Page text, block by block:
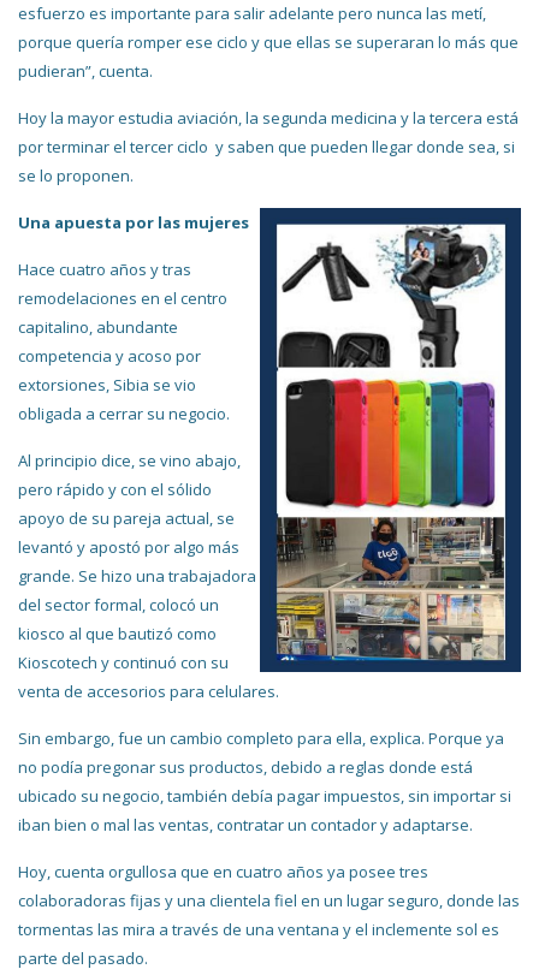
esfuerzo es importante para salir adelante pero nunca las metí,
porque quería romper ese ciclo y que ellas se superaran lo más que
pudieran”, cuenta.
Hoy la mayor estudia aviación, la segunda medicina y la tercera está
por terminar el tercer ciclo y saben que pueden llegar donde sea, si
se lo proponen.
Una apuesta por las mujeres
Hace cuatro años y tras
remodelaciones en el centro
capitalino, abundante
competencia y acoso por
extorsiones, Sibia se vio
obligada a cerrar su negocio.
Al principio dice, se vino abajo,
pero rápido y con el sólido
apoyo de su pareja actual, se
levantó y apostó por algo más
grande. Se hizo una trabajadora
del sector formal, colocó un
kiosco al que bautizó como
Kioscotech y continuó con su
venta de accesorios para celulares.
Sin embargo, fue un cambio completo para ella, explica. Porque ya
no podía pregonar sus productos, debido a reglas donde está
ubicado su negocio, también debía pagar impuestos, sin importar si
iban bien o mal las ventas, contratar un contador y adaptarse.
Hoy, cuenta orgullosa que en cuatro años ya posee tres
colaboradoras fijas y una clientela fiel en un lugar seguro, donde las
tormentas las mira a través de una ventana y el inclemente sol es
parte del pasado.